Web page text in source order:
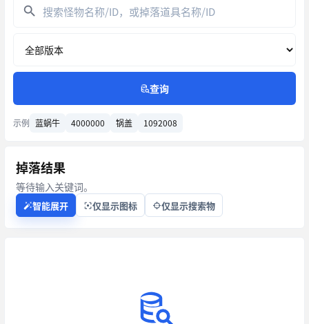
查询
示例 蓝蜗牛 4000000 锅盖 1092008
掉落结果
等待输入关键词。
智能展开 仅显示图标 仅显示搜索物